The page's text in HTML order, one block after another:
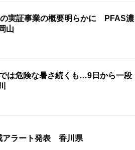
実証事業の概要明らかに PFAS濃
山
は危険な暑さ続くも…9日から一段
アラート発表 香川県